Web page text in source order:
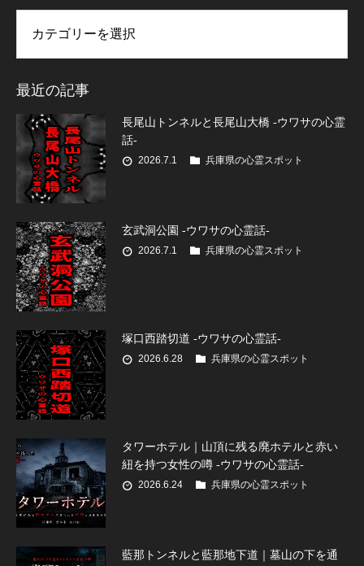
最近の記事
長尾山トンネルと長尾山大橋 -ウワサの心霊
話-
2026.7.1 兵庫県の心霊スポット
玄武洞公園 -ウワサの心霊話-
2026.7.1 兵庫県の心霊スポット
塚口西踏切道 -ウワサの心霊話-
2026.6.28 兵庫県の心霊スポット
タワーホテル｜山頂に残る廃ホテルと赤い
紐を持つ女性の噂 -ウワサの心霊話-
2026.6.24 兵庫県の心霊スポット
藍那トンネルと藍那地下道｜墓山の下を通